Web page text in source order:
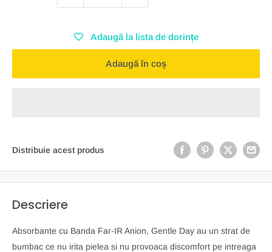
Adaugă la lista de dorințe
Adaugă în coș
Distribuie acest produs
Descriere
Absorbante cu Banda Far-IR Anion, Gentle Day au un strat de
bumbac ce nu irita pielea si nu provoaca discomfort pe intreaga